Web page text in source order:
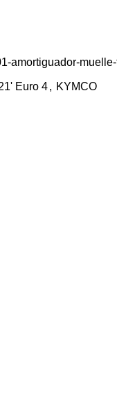
amortiguador-
Euro 4 , KYMCO